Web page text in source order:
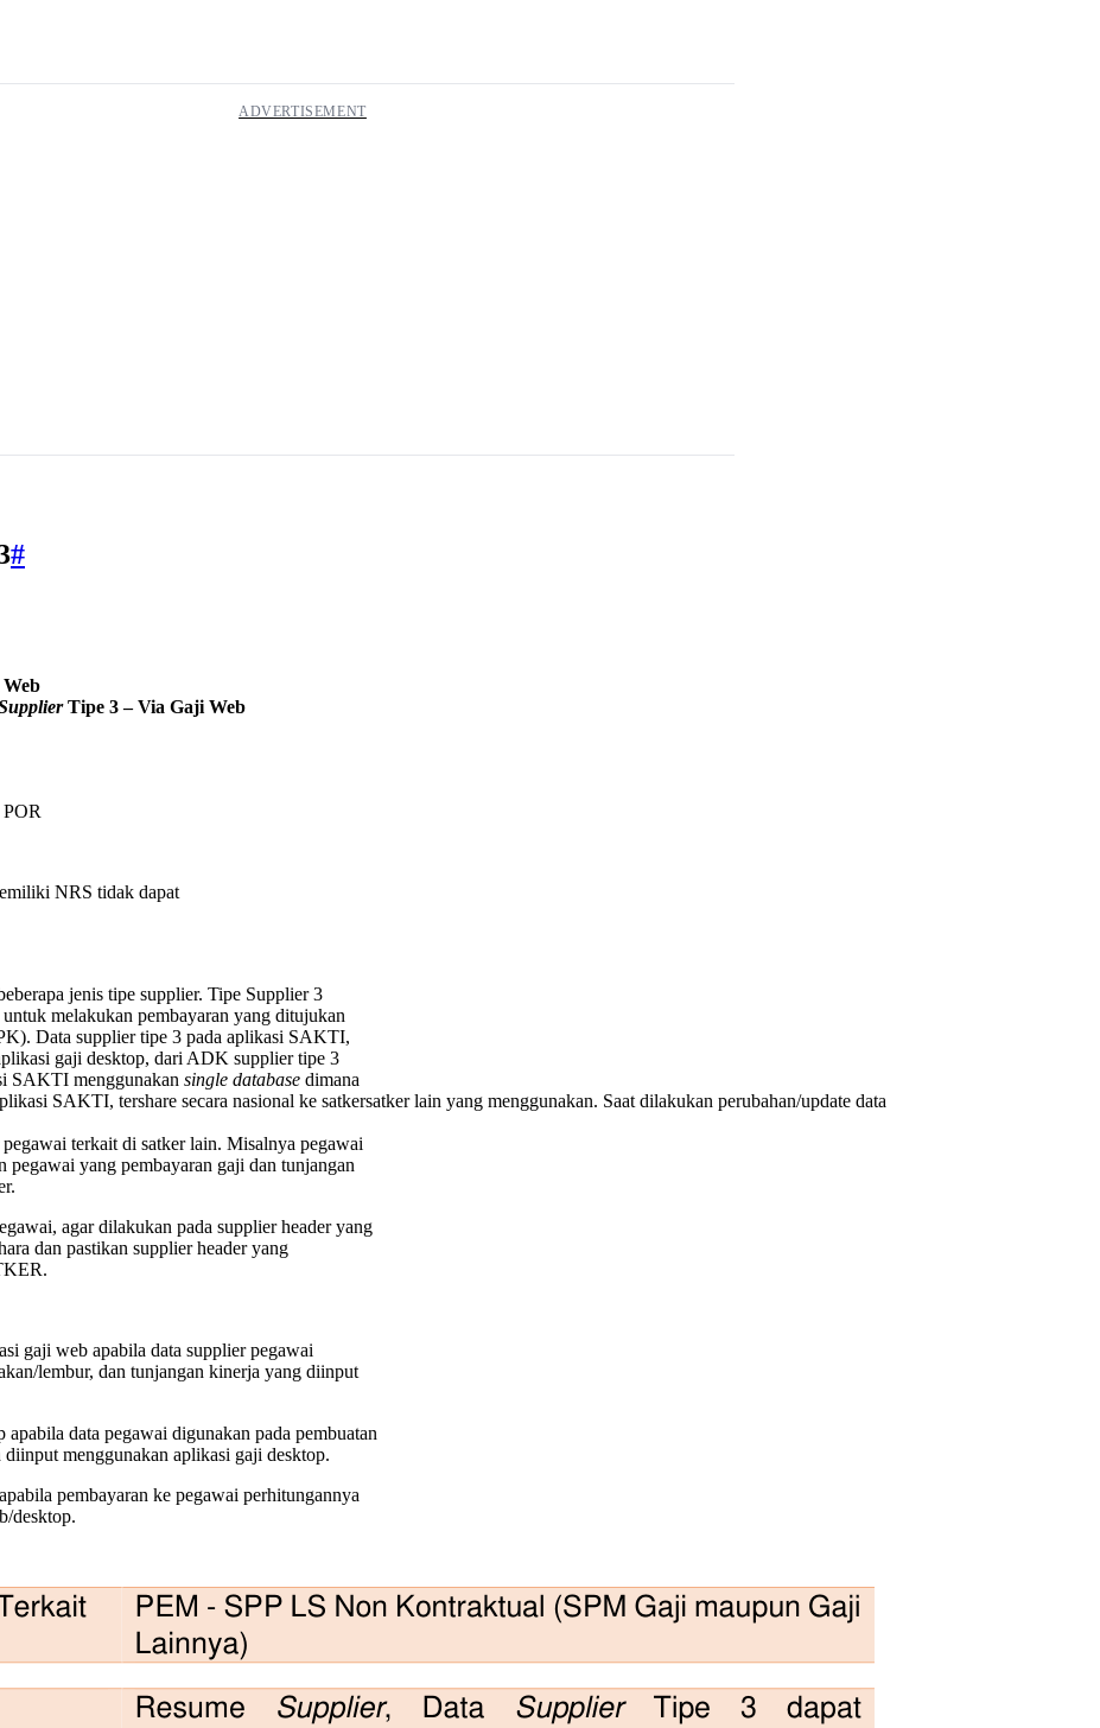
#
Tipe 3 – Via Gaji Web
NRS tidak dapat
jenis tipe supplier. Tipe Supplier 3
melakukan pembayaran yang ditujukan
Data supplier tipe 3 pada aplikasi SAKTI,
gaji desktop, dari ADK supplier tipe 3
SAKTI menggunakan single database dimana
SAKTI, tershare secara nasional ke satkersatker lain yang menggunakan. Saat dilakukan perubahan/update data
terkait di satker lain. Misalnya pegawai
pegawai yang pembayaran gaji dan tunjangan
agar dilakukan pada supplier header yang
dan pastikan supplier header yang
gaji web apabila data supplier pegawai
lembur, dan tunjangan kinerja yang diinput
data pegawai digunakan pada pembuatan
menggunakan aplikasi gaji desktop.
pembayaran ke pegawai perhitungannya
desktop.